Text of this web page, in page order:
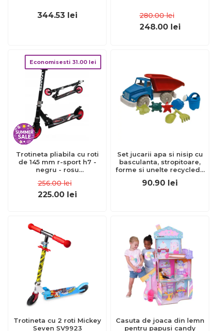
344.53 lei 280.00 lei
248.00 lei
Economisesti 31.00 lei
Trotineta pliabila cu roti
de 145 mm r-sport h7 -
negru - rosu
256.00 lei
225.00 lei
Set jucarii apa si nisip cu
basculanta, stropitoare,
forme si unelte recycled -
90.90 lei
Trotineta cu 2 roti Mickey
Seven SV9923
Casuta de joaca din lemn
pentru papusi candy